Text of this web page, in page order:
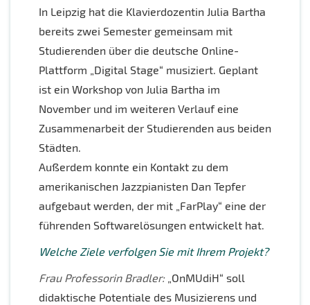
In Leipzig hat die Klavierdozentin Julia Bartha
bereits zwei Semester gemeinsam mit
Studierenden über die deutsche Online-
Plattform „Digital Stage“ musiziert. Geplant
ist ein Workshop von Julia Bartha im
November und im weiteren Verlauf eine
Zusammenarbeit der Studierenden aus beiden
Städten.
Außerdem konnte ein Kontakt zu dem
amerikanischen Jazzpianisten Dan Tepfer
aufgebaut werden, der mit „FarPlay“ eine der
führenden Softwarelösungen entwickelt hat.
Welche Ziele verfolgen Sie mit Ihrem Projekt?
Frau Professorin Bradler: „OnMUdiH“ soll
didaktische Potentiale des Musizierens und